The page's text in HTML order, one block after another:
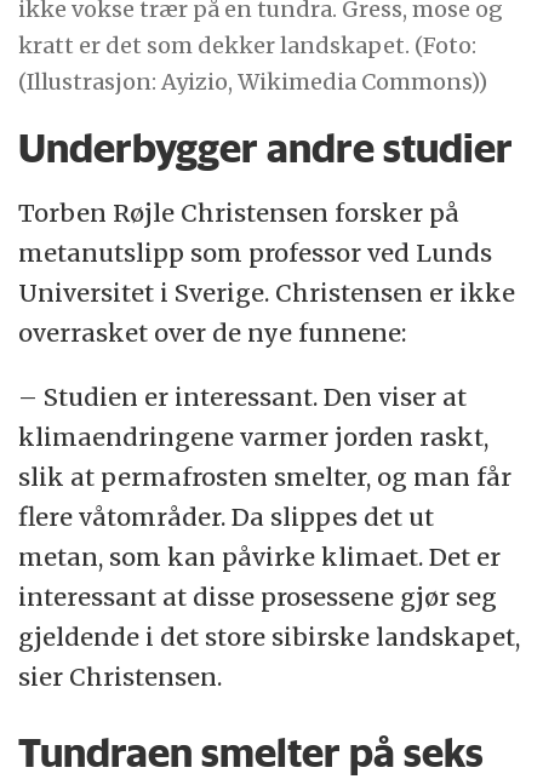
ikke vokse trær på en tundra. Gress, mose og
kratt er det som dekker landskapet. (Foto:
(Illustrasjon: Ayizio, Wikimedia Commons))
Underbygger andre studier
Torben Røjle Christensen forsker på
metanutslipp som professor ved Lunds
Universitet i Sverige. Christensen er ikke
overrasket over de nye funnene:
– Studien er interessant. Den viser at
klimaendringene varmer jorden raskt,
slik at permafrosten smelter, og man får
flere våtområder. Da slippes det ut
metan, som kan påvirke klimaet. Det er
interessant at disse prosessene gjør seg
gjeldende i det store sibirske landskapet,
sier Christensen.
Tundraen smelter på seks